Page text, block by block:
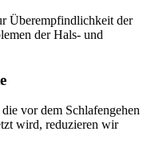
Überempfindlichkeit der
der Hals- und
vor dem Schlafengehen
wird, reduzieren wir